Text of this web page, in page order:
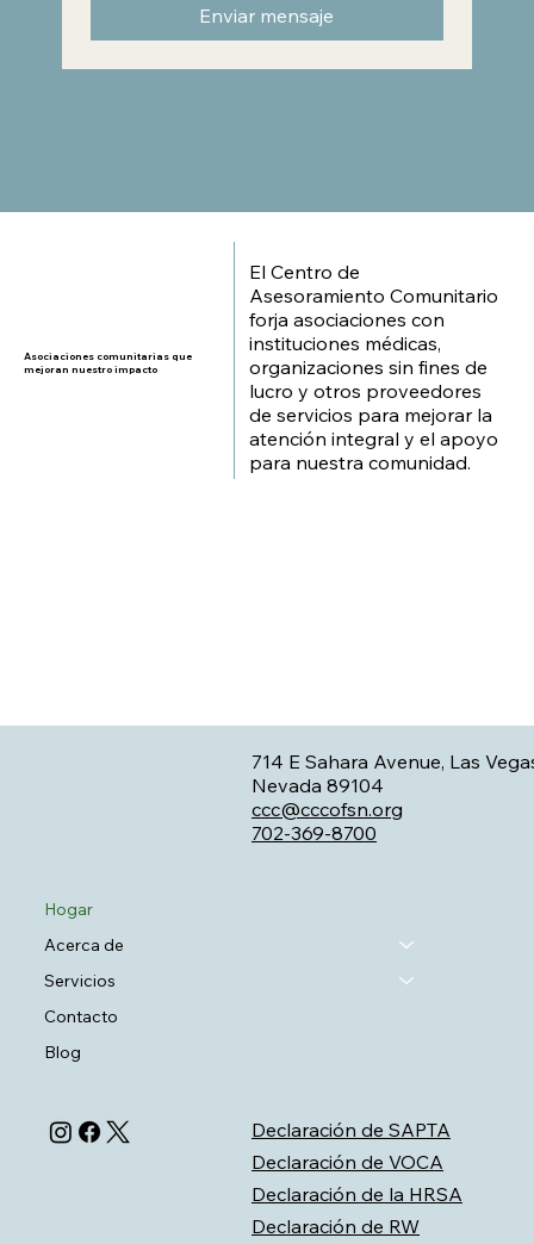
Enviar mensaje
Asociaciones comunitarias que
mejoran nuestro impacto
El Centro de
Asesoramiento Comunitario
forja asociaciones con
instituciones médicas,
organizaciones sin fines de
lucro y otros proveedores
de servicios para mejorar la
atención integral y el apoyo
para nuestra comunidad.
714 E Sahara Avenue, Las
Nevada 89104
ccc@cccofsn.org
702-369-8700
Hogar
Acerca de
Servicios
Contacto
Blog
Declaración de SAPTA
Declaración de VOCA
Declaración de RW
Declaración de la HRSA